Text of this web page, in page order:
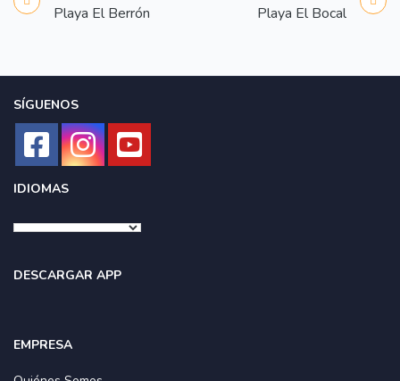
Playa El Berrón Playa El Bocal
SÍGUENOS
IDIOMAS
DESCARGAR APP
EMPRESA